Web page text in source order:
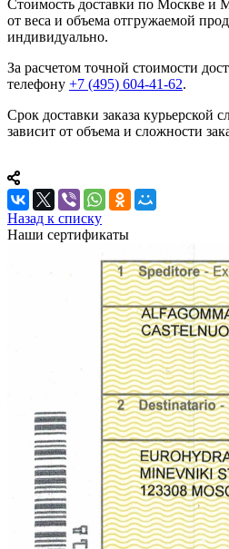
Стоимость доставки по Москве и
от веса и объема отгружаемой
индивидуально.
За расчетом точной стоимости
телефону +7 (495) 604-41-62.
Срок доставки заказа курьерской
зависит от объема и сложности
Назад к списку
Наши сертификаты